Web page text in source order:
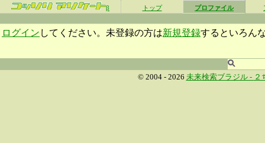
β トップ プロファイル
ログイン してください。未登録の方は新規登録するといろん
© 2004 - 2026 未来検索ブラジル - ２